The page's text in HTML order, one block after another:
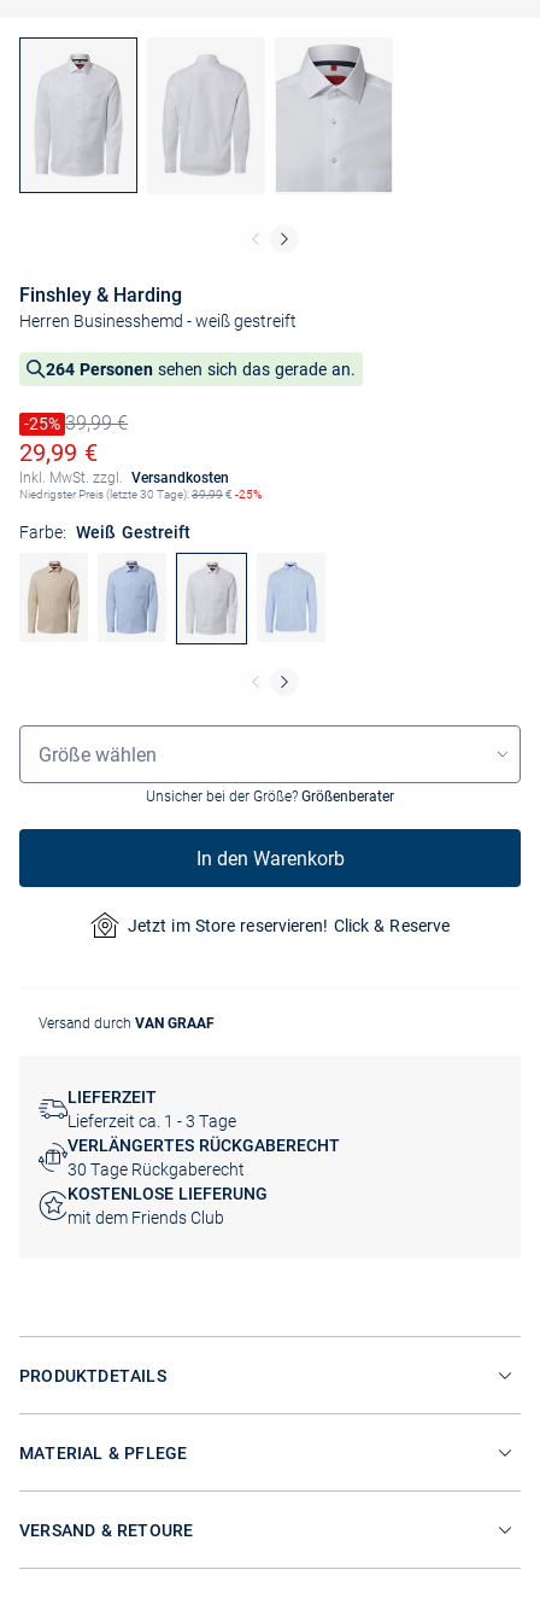
Finshley & Harding
Herren Businesshemd - weiß gestreift
264 Personen sehen sich das gerade an.
Preis reduziert um
-25%
Alter Preis39,99 €
Ermäßigter Preis
29,99 €
Inkl. MwSt. zzgl. Versandkosten
Niedrigster Preis (letzte 30 Tage):39,99€ -25%
Farbe: Weiß Gestreift
Größenauswahl
Größe wählen
Unsicher bei der Größe? Größenberater
In den Warenkorb
Jetzt im Store reservieren! Click & Reserve
Versand durch VAN GRAAF
LIEFERZEIT
Lieferzeit ca. 1 - 3 Tage
VERLÄNGERTES RÜCKGABERECHT
30 Tage Rückgaberecht
KOSTENLOSE LIEFERUNG
mit dem Friends Club
PRODUKTDETAILS
MATERIAL & PFLEGE
VERSAND & RETOURE